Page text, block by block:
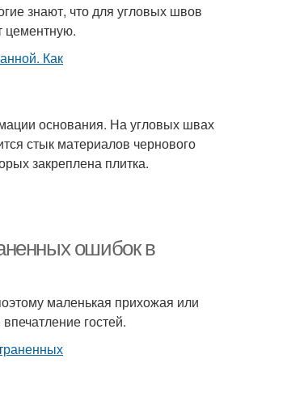
знают, что для угловых швов
цементную.
основания. На угловых швах
стык материалов чернового
закреплена плитка.
ошибок в
маленькая прихожая или
гостей.